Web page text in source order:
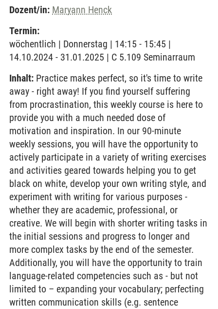
Dozent/in: Maryann Henck
Termin:
wöchentlich | Donnerstag | 14:15 - 15:45 |
14.10.2024 - 31.01.2025 | C 5.109 Seminarraum
Inhalt: Practice makes perfect, so it's time to write
away - right away! If you find yourself suffering
from procrastination, this weekly course is here to
provide you with a much needed dose of
motivation and inspiration. In our 90-minute
weekly sessions, you will have the opportunity to
actively participate in a variety of writing exercises
and activities geared towards helping you to get
black on white, develop your own writing style, and
experiment with writing for various purposes -
whether they are academic, professional, or
creative. We will begin with shorter writing tasks in
the initial sessions and progress to longer and
more complex tasks by the end of the semester.
Additionally, you will have the opportunity to train
language-related competencies such as - but not
limited to – expanding your vocabulary; perfecting
written communication skills (e.g. sentence